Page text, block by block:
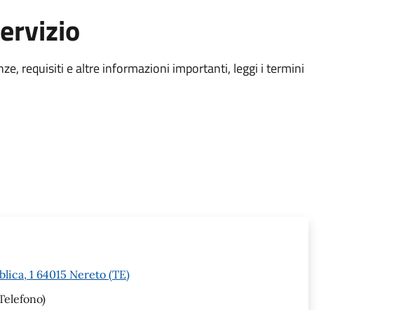
requisiti e altre informazioni importanti, leggi i termini
1 64015 Nereto (TE)